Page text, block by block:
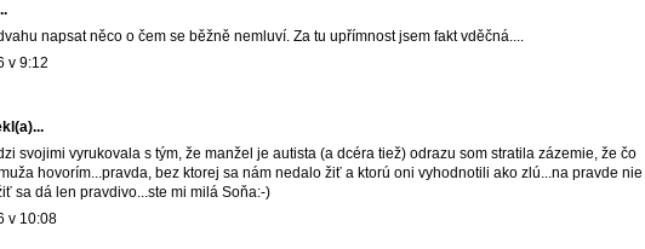
napsat něco o čem se běžně nemluví. Za tu upřímnost jsem fakt vděčná....
v 9:12
svojimi vyrukovala s tým, že manžel je autista (a dcéra tiež) odrazu som stratila zázemie, že čo
hovorím...pravda, bez ktorej sa nám nedalo žiť a ktorú oni vyhodnotili ako zlú...na pravde nie
sa dá len pravdivo...ste mi milá Soňa:-)
v 10:08